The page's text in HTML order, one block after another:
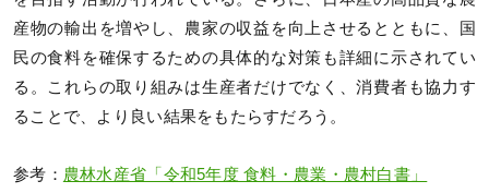
産物の輸出を増やし、農家の収益を向上させるとともに、国
民の食料を確保するための具体的な対策も詳細に示されてい
る。これらの取り組みは生産者だけでなく、消費者も協力す
ることで、より良い結果をもたらすだろう。
参考： 農林水産省「令和5年度 食料・農業・農村白書」